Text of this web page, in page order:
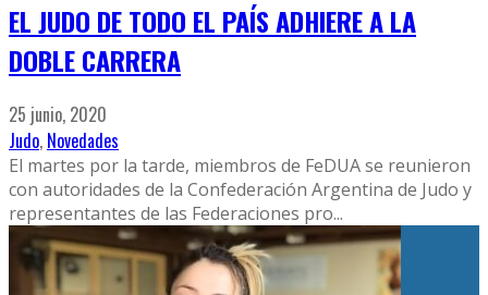
EL JUDO DE TODO EL PAÍS ADHIERE A LA
DOBLE CARRERA
25 junio, 2020
Judo, Novedades
El martes por la tarde, miembros de FeDUA se reunieron
con autoridades de la Confederación Argentina de Judo y
representantes de las Federaciones pro...